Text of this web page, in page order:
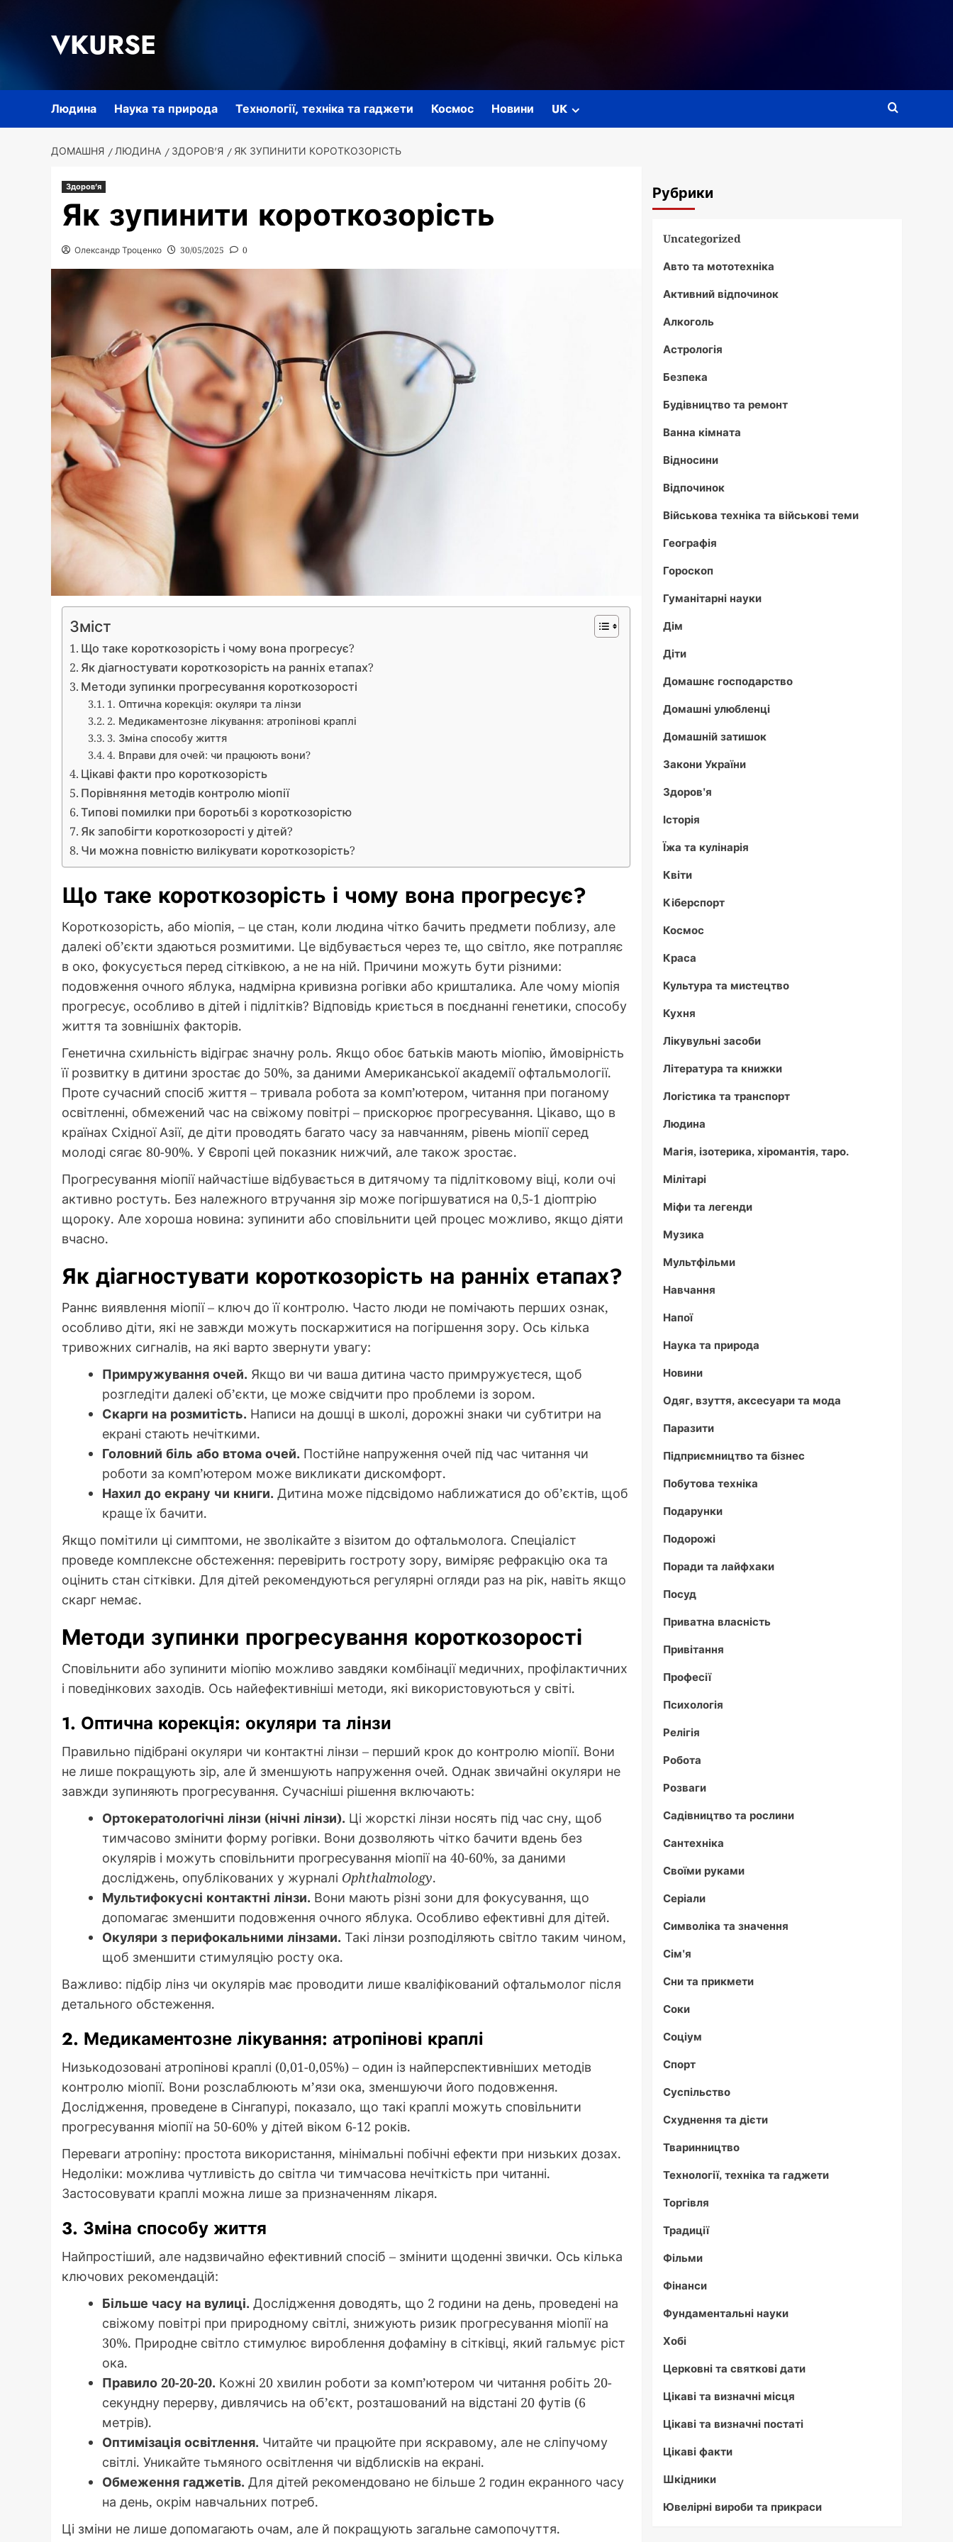
VKURSE
Людина Наука та природа Технології, техніка та гаджети Космос Новини UK
ДОМАШНЯ ЛЮДИНА ЗДОРОВ'Я ЯК ЗУПИНИТИ КОРОТКОЗОРІСТЬ
Здоров'я
Як зупинити короткозорість
Олександр Троценко 30/05/2025 0
Зміст
Що таке короткозорість і чому вона прогресує?
Як діагностувати короткозорість на ранніх етапах?
Методи зупинки прогресування короткозорості
1. Оптична корекція: окуляри та лінзи
2. Медикаментозне лікування: атропінові краплі
3. Зміна способу життя
4. Вправи для очей: чи працюють вони?
Цікаві факти про короткозорість
Порівняння методів контролю міопії
Типові помилки при боротьбі з короткозорістю
Як запобігти короткозорості у дітей?
Чи можна повністю вилікувати короткозорість?
Що таке короткозорість і чому вона прогресує?
Короткозорість, або міопія, – це стан, коли людина чітко бачить предмети поблизу, але
далекі об’єкти здаються розмитими. Це відбувається через те, що світло, яке потрапляє
в око, фокусується перед сітківкою, а не на ній. Причини можуть бути різними:
подовження очного яблука, надмірна кривизна рогівки або кришталика. Але чому міопія
прогресує, особливо в дітей і підлітків? Відповідь криється в поєднанні генетики, способу
життя та зовнішніх факторів.
Генетична схильність відіграє значну роль. Якщо обоє батьків мають міопію, ймовірність
її розвитку в дитини зростає до 50%, за даними Американської академії офтальмології.
Проте сучасний спосіб життя – тривала робота за комп’ютером, читання при поганому
освітленні, обмежений час на свіжому повітрі – прискорює прогресування. Цікаво, що в
країнах Східної Азії, де діти проводять багато часу за навчанням, рівень міопії серед
молоді сягає 80-90%. У Європі цей показник нижчий, але також зростає.
Прогресування міопії найчастіше відбувається в дитячому та підлітковому віці, коли очі
активно ростуть. Без належного втручання зір може погіршуватися на 0,5-1 діоптрію
щороку. Але хороша новина: зупинити або сповільнити цей процес можливо, якщо діяти
вчасно.
Як діагностувати короткозорість на ранніх етапах?
Раннє виявлення міопії – ключ до її контролю. Часто люди не помічають перших ознак,
особливо діти, які не завжди можуть поскаржитися на погіршення зору. Ось кілька
тривожних сигналів, на які варто звернути увагу:
Примружування очей. Якщо ви чи ваша дитина часто примружуєтеся, щоб
розгледіти далекі об’єкти, це може свідчити про проблеми із зором.
Скарги на розмитість. Написи на дошці в школі, дорожні знаки чи субтитри на
екрані стають нечіткими.
Головний біль або втома очей. Постійне напруження очей під час читання чи
роботи за комп’ютером може викликати дискомфорт.
Нахил до екрану чи книги. Дитина може підсвідомо наближатися до об’єктів, щоб
краще їх бачити.
Якщо помітили ці симптоми, не зволікайте з візитом до офтальмолога. Спеціаліст
проведе комплексне обстеження: перевірить гостроту зору, виміряє рефракцію ока та
оцінить стан сітківки. Для дітей рекомендуються регулярні огляди раз на рік, навіть якщо
скарг немає.
Методи зупинки прогресування короткозорості
Сповільнити або зупинити міопію можливо завдяки комбінації медичних, профілактичних
і поведінкових заходів. Ось найефективніші методи, які використовуються у світі.
1. Оптична корекція: окуляри та лінзи
Правильно підібрані окуляри чи контактні лінзи – перший крок до контролю міопії. Вони
не лише покращують зір, але й зменшують напруження очей. Однак звичайні окуляри не
завжди зупиняють прогресування. Сучасніші рішення включають:
Ортокератологічні лінзи (нічні лінзи). Ці жорсткі лінзи носять під час сну, щоб
тимчасово змінити форму рогівки. Вони дозволяють чітко бачити вдень без
окулярів і можуть сповільнити прогресування міопії на 40-60%, за даними
досліджень, опублікованих у журналі Ophthalmology.
Мультифокусні контактні лінзи. Вони мають різні зони для фокусування, що
допомагає зменшити подовження очного яблука. Особливо ефективні для дітей.
Окуляри з перифокальними лінзами. Такі лінзи розподіляють світло таким чином,
щоб зменшити стимуляцію росту ока.
Важливо: підбір лінз чи окулярів має проводити лише кваліфікований офтальмолог після
детального обстеження.
2. Медикаментозне лікування: атропінові краплі
Низькодозовані атропінові краплі (0,01-0,05%) – один із найперспективніших методів
контролю міопії. Вони розслаблюють м’язи ока, зменшуючи його подовження.
Дослідження, проведене в Сінгапурі, показало, що такі краплі можуть сповільнити
прогресування міопії на 50-60% у дітей віком 6-12 років.
Переваги атропіну: простота використання, мінімальні побічні ефекти при низьких дозах.
Недоліки: можлива чутливість до світла чи тимчасова нечіткість при читанні.
Застосовувати краплі можна лише за призначенням лікаря.
3. Зміна способу життя
Найпростіший, але надзвичайно ефективний спосіб – змінити щоденні звички. Ось кілька
ключових рекомендацій:
Більше часу на вулиці. Дослідження доводять, що 2 години на день, проведені на
свіжому повітрі при природному світлі, знижують ризик прогресування міопії на
30%. Природне світло стимулює вироблення дофаміну в сітківці, який гальмує ріст
ока.
Правило 20-20-20. Кожні 20 хвилин роботи за комп’ютером чи читання робіть 20-
секундну перерву, дивлячись на об’єкт, розташований на відстані 20 футів (6
метрів).
Оптимізація освітлення. Читайте чи працюйте при яскравому, але не сліпучому
світлі. Уникайте тьмяного освітлення чи відблисків на екрані.
Обмеження гаджетів. Для дітей рекомендовано не більше 2 годин екранного часу
на день, окрім навчальних потреб.
Ці зміни не лише допомагають очам, але й покращують загальне самопочуття.
Рубрики
Uncategorized
Авто та мототехніка
Активний відпочинок
Алкоголь
Астрологія
Безпека
Будівництво та ремонт
Ванна кімната
Відносини
Відпочинок
Військова техніка та військові теми
Географія
Гороскоп
Гуманітарні науки
Дім
Діти
Домашнє господарство
Домашні улюбленці
Домашній затишок
Закони України
Здоров'я
Історія
Їжа та кулінарія
Квіти
Кіберспорт
Космос
Краса
Культура та мистецтво
Кухня
Лікувульні засоби
Література та книжки
Логістика та транспорт
Людина
Магія, ізотерика, хіромантія, таро.
Мілітарі
Міфи та легенди
Музика
Мультфільми
Навчання
Напої
Наука та природа
Новини
Одяг, взуття, аксесуари та мода
Паразити
Підприємництво та бізнес
Побутова техніка
Подарунки
Подорожі
Поради та лайфхаки
Посуд
Приватна власність
Привітання
Професії
Психологія
Релігія
Робота
Розваги
Садівництво та рослини
Сантехніка
Своїми руками
Серіали
Символіка та значення
Сім'я
Сни та прикмети
Соки
Соціум
Спорт
Суспільство
Схуднення та дієти
Тваринництво
Технології, техніка та гаджети
Торгівля
Традиції
Фільми
Фінанси
Фундаментальні науки
Хобі
Церковні та святкові дати
Цікаві та визначні місця
Цікаві та визначні постаті
Цікаві факти
Шкідники
Ювелірні вироби та прикраси